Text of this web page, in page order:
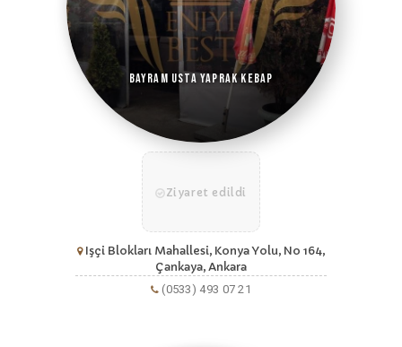
Bayram Usta Yaprak Kebap
Ziyaret edildi
Işçi Blokları Mahallesi, Konya Yolu, No 164,
Çankaya, Ankara
(0533) 493 07 21